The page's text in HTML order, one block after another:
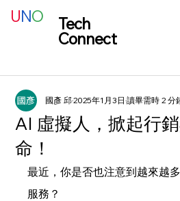
Tech
Connect
UNO
AI 虛擬人，掀起行
命！
國彥 邱2025年1月3日讀畢需時 2 分
最近，你是否也注意到越來越
服務？